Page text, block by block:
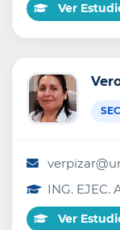
Ver
ING. EJEC.
Ver